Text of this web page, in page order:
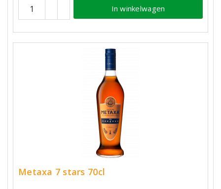
In winkelwagen
Metaxa 7 stars 70cl